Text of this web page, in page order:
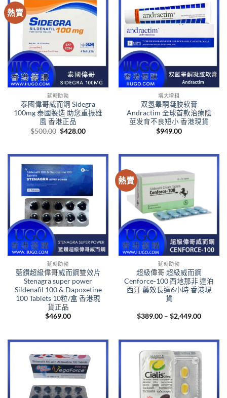
熱賣
延時助勃
泰國偉哥威而鋼 Sidegra
100mg 泰國製造 助您重振雄
風 香港正品
$500.00 Original
price
$428.00Current
增大增粗
双氢睾酮凝胶软膏
Andractim 全球首款治療陰
莖发育不良短小 香港現貨
$949.00
延時助勃
藍鑽超級偉哥威而鋼雙效片
Stenagra super power
Sildenafil 100 & Dapoxetine
100 Tablets 10粒/盒 香港現
貨正品
$469.00
熱賣
延時助勃
超級偉哥 超級威而鋼
Cenforce-100 西地那非 達泊
西汀 藥效長達6小時 香港現
貨
$389.00 – $2,449.00Price